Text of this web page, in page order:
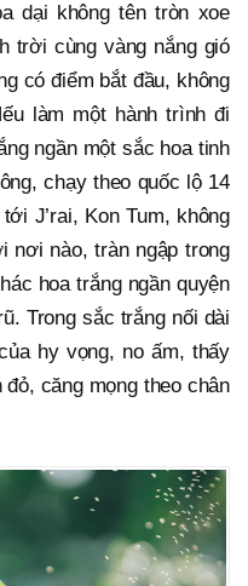
dại không tên tròn xoe
trời cùng vàng nắng gió
có điểm bắt đầu, không
làm một hành trình đi
ngần một sắc hoa tinh
chạy theo quốc lộ 14
J’rai, Kon Tum, không
nơi nào, tràn ngập trong
hoa trắng ngần quyện
Trong sắc trắng nối dài
hy vọng, no ấm, thấy
căng mọng theo chân